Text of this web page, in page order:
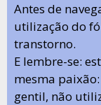
Antes de
utilização do
transtorno.
E lembre-se:
mesma paixão:
gentil, não